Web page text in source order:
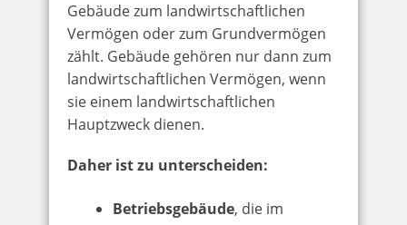
Gebäude zum landwirtschaftlichen
Vermögen oder zum Grundvermögen
zählt. Gebäude gehören nur dann zum
landwirtschaftlichen Vermögen, wenn
sie einem landwirtschaftlichen
Hauptzweck dienen.
Daher ist zu unterscheiden:
Betriebsgebäude, die im